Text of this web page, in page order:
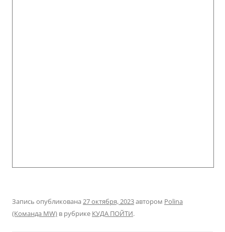
Запись опубликована 27 октября, 2023автором Polina
(Команда MW) в рубрике КУДА ПОЙТИ.